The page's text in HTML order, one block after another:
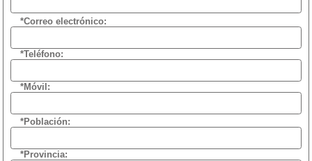
*Correo electrónico:
*Teléfono:
*Móvil:
*Población:
*Provincia: